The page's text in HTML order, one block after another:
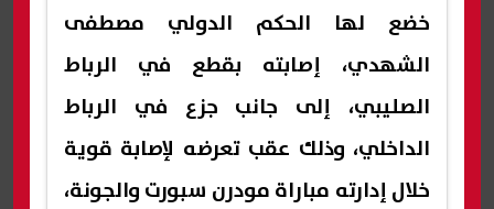
خضع لها الحكم الدولي مصطفى
الشهدي، إصابته بقطع في الرباط
الصليبي، إلى جانب جزع في الرباط
الداخلي، وذلك عقب تعرضه لإصابة قوية
خلال إدارته مباراة مودرن سبورت والجونة،